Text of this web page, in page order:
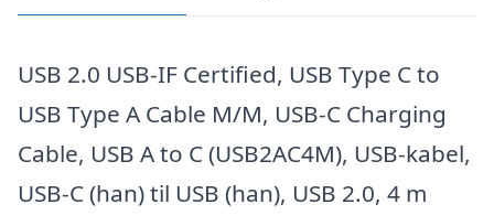
USB 2.0 USB-IF Certified, USB Type C to
USB Type A Cable M/M, USB-C Charging
Cable, USB A to C (USB2AC4M), USB-kabel,
USB-C (han) til USB (han), USB 2.0, 4 m